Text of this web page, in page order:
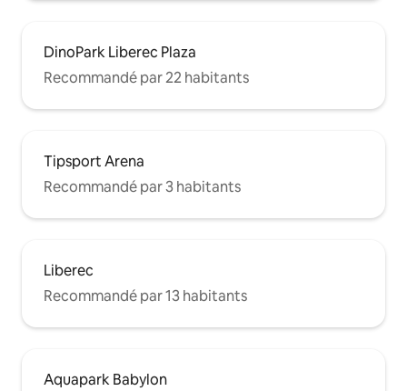
DinoPark Liberec Plaza
Recommandé par 22 habitants
Tipsport Arena
Recommandé par 3 habitants
Liberec
Recommandé par 13 habitants
Aquapark Babylon